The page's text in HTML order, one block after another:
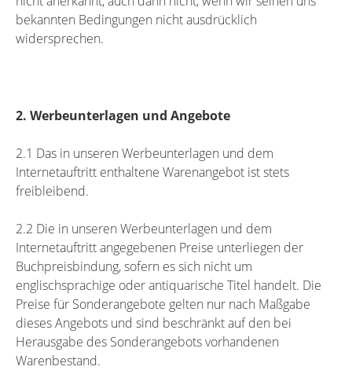
bekannten Bedingungen nicht ausdrücklich
widersprechen.
2. Werbeunterlagen und Angebote
2.1 Das in unseren Werbeunterlagen und dem
Internetauftritt enthaltene Warenangebot ist stets
freibleibend.
2.2 Die in unseren Werbeunterlagen und dem
Internetauftritt angegebenen Preise unterliegen der
Buchpreisbindung, sofern es sich nicht um
englischsprachige oder antiquarische Titel handelt. Die
Preise für Sonderangebote gelten nur nach Maßgabe
dieses Angebots und sind beschränkt auf den bei
Herausgabe des Sonderangebots vorhandenen
Warenbestand.